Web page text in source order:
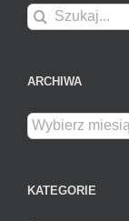
Szukaj
ARCHIWA
Archiwa
KATEGORIE